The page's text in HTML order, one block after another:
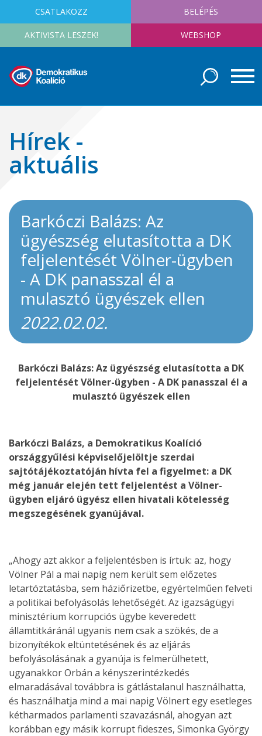
CSATLAKOZZ BELÉPÉS
AKTIVISTA LESZEK! WEBSHOP
Hírek -
aktuális
Barkóczi Balázs: Az
ügyészség elutasította a DK
feljelentését Völner-ügyben
- A DK panasszal él a
mulasztó ügyészek ellen
2022.02.02.
Barkóczi Balázs: Az ügyészség elutasította a DK
feljelentését Völner-ügyben - A DK panasszal él a
mulasztó ügyészek ellen
Barkóczi Balázs, a Demokratikus Koalíció
országgyűlési képviselőjelöltje szerdai
sajtótájékoztatóján hívta fel a figyelmet: a DK
még január elején tett feljelentést a Völner-
ügyben eljáró ügyész ellen hivatali kötelesség
megszegésének gyanújával.
„Ahogy azt akkor a feljelentésben is írtuk: az, hogy
Völner Pál a mai napig nem került sem előzetes
letartóztatásba, sem háziőrizetbe, egyértelműen felveti
a politikai befolyásolás lehetőségét. Az igazságügyi
minisztérium korrupciós ügybe keveredett
államtitkáránál ugyanis nem csak a szökés, de a
bizonyítékok eltüntetésének és az eljárás
befolyásolásának a gyanúja is felmerülhetett,
ugyanakkor Orbán a kényszerintézkedés
elmaradásával továbbra is gátlástalanul használhatta,
és használhatja mind a mai napig Völnert egy esetleges
kétharmados parlamenti szavazásnál, ahogyan azt
korábban egy másik korrupt fideszes, Simonka György